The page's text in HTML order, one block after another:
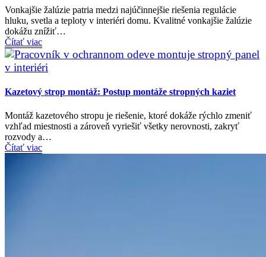
Vonkajšie žalúzie patria medzi najúčinnejšie riešenia regulácie
hluku, svetla a teploty v interiéri domu. Kvalitné vonkajšie žalúzie
dokážu znížiť…
Čítať viac
Kazetový strop montáž: Postup montáže stropných kaziet
Montáž kazetového stropu je riešenie, ktoré dokáže rýchlo zmeniť
vzhľad miestnosti a zároveň vyriešiť všetky nerovnosti, zakryť
rozvody a…
Čítať viac